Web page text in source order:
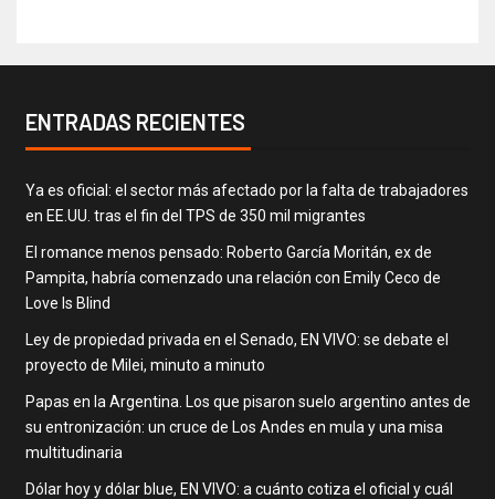
ENTRADAS RECIENTES
Ya es oficial: el sector más afectado por la falta de trabajadores
en EE.UU. tras el fin del TPS de 350 mil migrantes
El romance menos pensado: Roberto García Moritán, ex de
Pampita, habría comenzado una relación con Emily Ceco de
Love Is Blind
Ley de propiedad privada en el Senado, EN VIVO: se debate el
proyecto de Milei, minuto a minuto
Papas en la Argentina. Los que pisaron suelo argentino antes de
su entronización: un cruce de Los Andes en mula y una misa
multitudinaria
Dólar hoy y dólar blue, EN VIVO: a cuánto cotiza el oficial y cuál